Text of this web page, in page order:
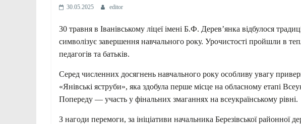
30.05.2025 editor
30 травня в Іванівському ліцеї імені Б.Ф. Дерев’янка відбулося
символізує завершення навчального року. Урочистості пройшли в
педагогів та батьків.
Серед численних досягнень навчального року особливу увагу
«Янівські яструби», яка здобула перше місце на обласному етапі
Попереду — участь у фінальних змаганнях на всеукраїнському рівні.
З нагоди перемоги, за ініціативи начальника Березівської районної